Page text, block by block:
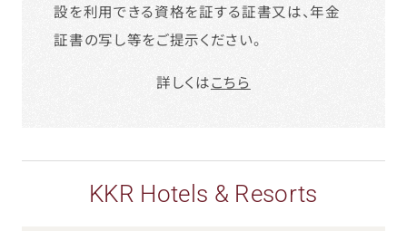
設を利用できる資格を証する証書又は、年金
証書の写し等をご提示ください。
詳しくはこちら
KKR Hotels & Resorts